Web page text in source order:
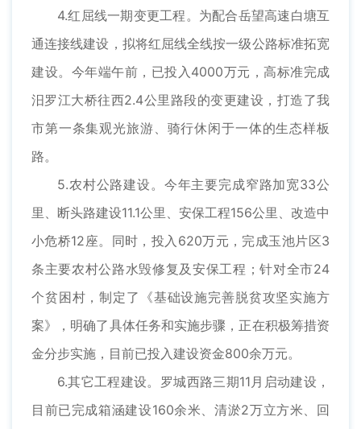
4.红屈线一期变更工程。为配合岳望高速白塘互
通连接线建设，拟将红屈线全线按一级公路标准拓宽
建设。今年端午前，已投入4000万元，高标准完成
汨罗江大桥往西2.4公里路段的变更建设，打造了我
市第一条集观光旅游、骑行休闲于一体的生态样板
路。
5.农村公路建设。今年主要完成窄路加宽33公
里、断头路建设11.1公里、安保工程156公里、改造中
小危桥12座。同时，投入620万元，完成玉池片区3
条主要农村公路水毁修复及安保工程；针对全市24
个贫困村，制定了《基础设施完善脱贫攻坚实施方
案》，明确了具体任务和实施步骤，正在积极筹措资
金分步实施，目前已投入建设资金800余万元。
6.其它工程建设。罗城西路三期11月启动建设，
目前已完成箱涵建设160余米、清淤2万立方米、回